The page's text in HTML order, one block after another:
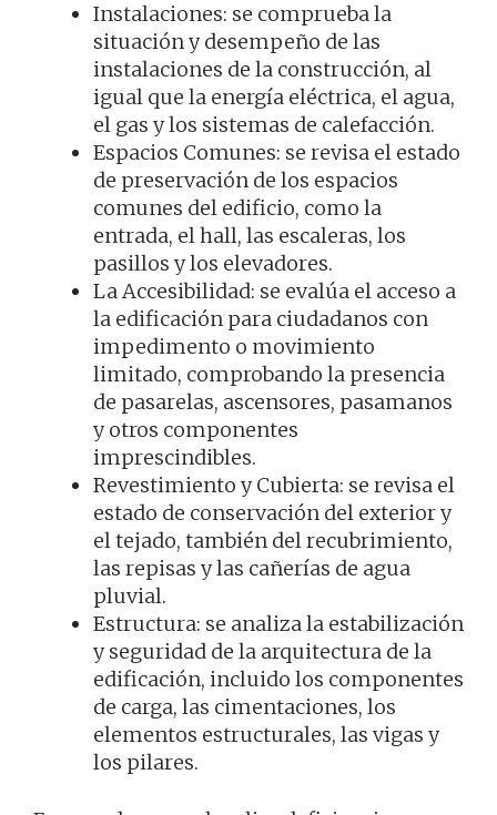
Instalaciones: se comprueba la
situación y desempeño de las
instalaciones de la construcción, al
igual que la energía eléctrica, el agua,
el gas y los sistemas de calefacción.
Espacios Comunes: se revisa el estado
de preservación de los espacios
comunes del edificio, como la
entrada, el hall, las escaleras, los
pasillos y los elevadores.
La Accesibilidad: se evalúa el acceso a
la edificación para ciudadanos con
impedimento o movimiento
limitado, comprobando la presencia
de pasarelas, ascensores, pasamanos
y otros componentes
imprescindibles.
Revestimiento y Cubierta: se revisa el
estado de conservación del exterior y
el tejado, también del recubrimiento,
las repisas y las cañerías de agua
pluvial.
Estructura: se analiza la estabilización
y seguridad de la arquitectura de la
edificación, incluido los componentes
de carga, las cimentaciones, los
elementos estructurales, las vigas y
los pilares.